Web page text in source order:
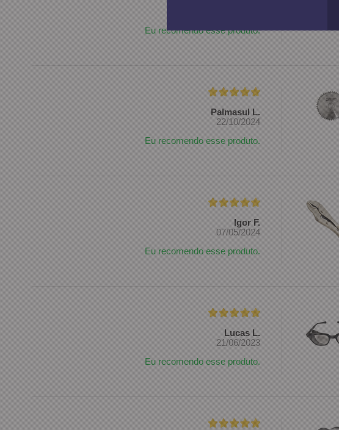
Eu recomendo esse produto.
Palmasul L.
22/10/2024
Eu recomendo esse produto.
Igor F.
07/05/2024
Eu recomendo esse produto.
Lucas L.
21/06/2023
Eu recomendo esse produto.